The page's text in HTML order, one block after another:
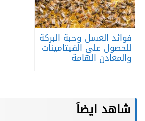
فوائد العسل وحبة البركة
للحصول على الفيتامينات
والمعادن الهامة
شاهد ايضاَ